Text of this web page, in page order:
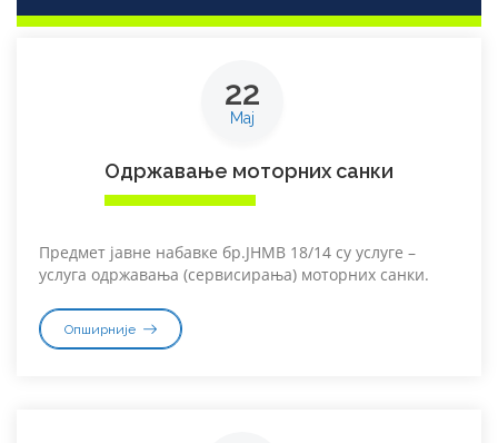
22
Мај
Одржавање моторних санки
Предмет јавне набавке бр.ЈНМВ 18/14 су услуге –
услуга одржавања (сервисирања) моторних санки.
Опширније